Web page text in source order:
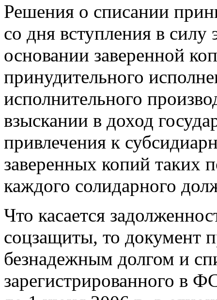
Решения о списании
со дня вступления в силу
основании заверенной
принудительного
исполнительного
взыскании в доход
привлечения к
заверенных копий таких
каждого солидарного
Что касается
соцзащиты, то документ
безнадежным долгом и
зарегистрированного в